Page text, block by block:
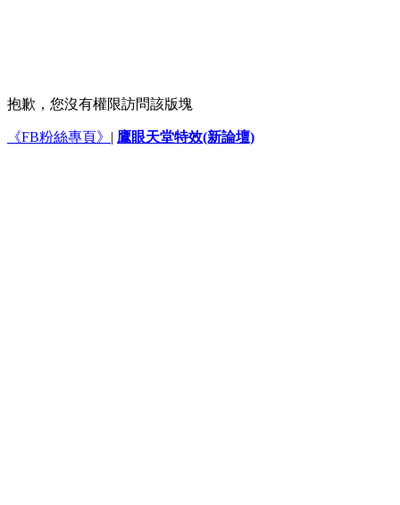
抱歉，您沒有權限訪問該版塊
《FB粉絲專頁》 | 鷹眼天堂特效(新論壇)